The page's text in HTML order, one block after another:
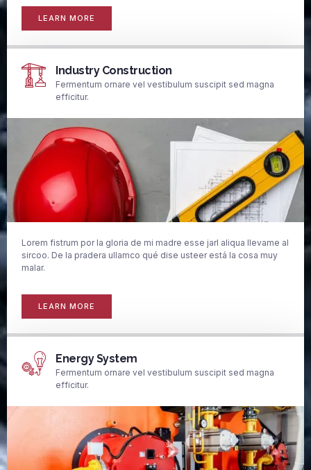
LEARN MORE
Industry Construction
Fermentum ornare vel vestibulum suscipit sed magna
efficitur.
Lorem fistrum por la gloria de mi madre esse jarl aliqua llevame al
sircoo. De la pradera ullamco qué dise usteer está la cosa muy
malar.
LEARN MORE
Energy System
Fermentum ornare vel vestibulum suscipit sed magna
efficitur.